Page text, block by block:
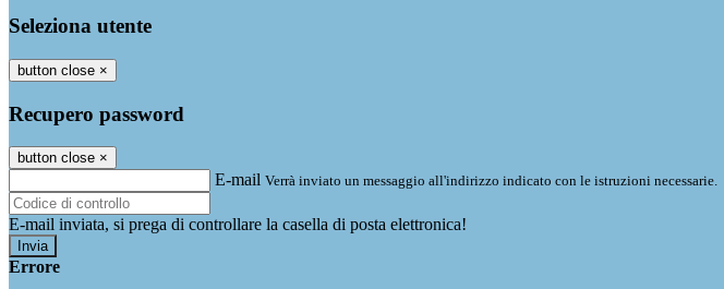
Seleziona utente
button close ×
Recupero password
button close ×
E-mail Verrà inviato un messaggio all'indirizzo indicato con le istruzioni necessarie.
E-mail inviata, si prega di controllare la casella di posta elettronica!
Errore